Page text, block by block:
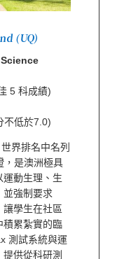
(UQ)
5 科成績)
不低於7.0)
界排名中名列
，是澳洲極具
運動生理、生
並強制要求
學生在社區
積累紮實的臨
測試系統與運
供從科研測